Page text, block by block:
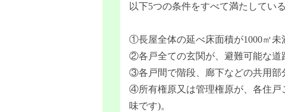
以下5つの条件をすべて満たしてい
①長屋全体の延べ床面積が1000㎡未
②各戸全ての玄関が、避難可能な道
③各戸間で階段、廊下などの共用部
④所有権原又は管理権原が、各住戸
味です)。